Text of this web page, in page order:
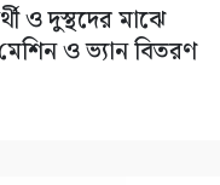
ও দুস্থদের মাঝে
ও ভ্যান বিতরণ